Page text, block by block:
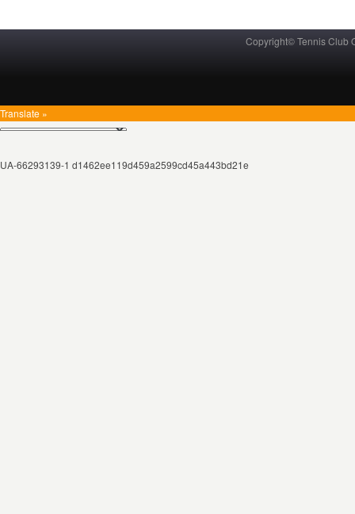
Copyright© Tennis Club
Translate »
UA-66293139-1 d1462ee119d459a2599cd45a443bd21e